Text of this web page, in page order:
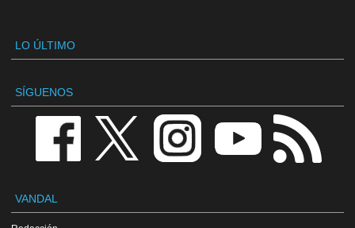
LO ÚLTIMO
SÍGUENOS
VANDAL